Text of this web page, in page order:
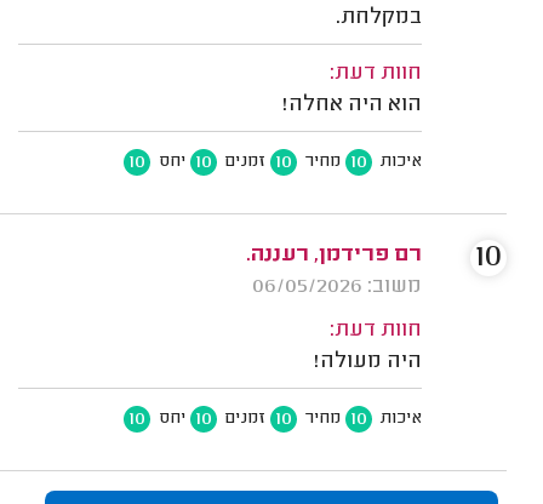
במקלחת.
חוות דעת:
הוא היה אחלה!
איכות 10 מחיר 10 זמנים 10 יחס 10
רם פרידמן, רעננה.
משוב: 06/05/2026
חוות דעת:
היה מעולה!
איכות 10 מחיר 10 זמנים 10 יחס 10
10